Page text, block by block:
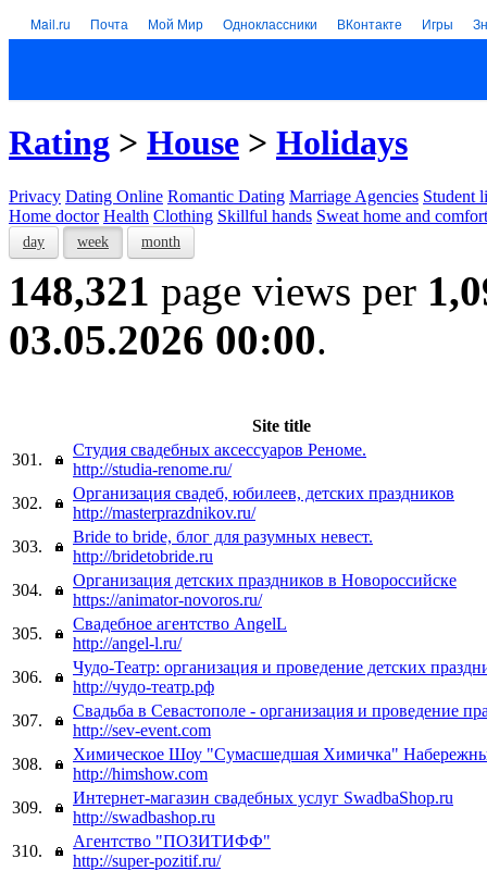
Mail.ru Почта Мой Мир Одноклассники ВКонтакте Игры
Rating > House > Holidays
Privacy Dating Online Romantic Dating Marriage Agencies Student
Home doctor Health Clothing Skillful hands Sweat home and comfort
day week month
148,321 page views per
03.05.2026 00:00.
Site title
301.
Студия свадебных аксессуаров Реноме.
http://studia-renome.ru/
302.
Организация свадеб, юбилеев, детских праздников
http://masterprazdnikov.ru/
303.
Bride to bride, блог для разумных невест.
http://bridetobride.ru
304.
Организация детских праздников в Новороссийске
https://animator-novoros.ru/
305.
Свадебное агентство AngelL
http://angel-l.ru/
306.
Чудо-Театр: организация и проведение детских
http://чудо-театр.рф
307.
Свадьба в Севастополе - организация и проведение
http://sev-event.com
308.
Химическое Шоу "Сумасшедшая Химичка"
http://himshow.com
309.
Интернет-магазин свадебных услуг SwadbaShop.ru
http://swadbashop.ru
310.
Агентство "ПОЗИТИФФ"
http://super-pozitif.ru/